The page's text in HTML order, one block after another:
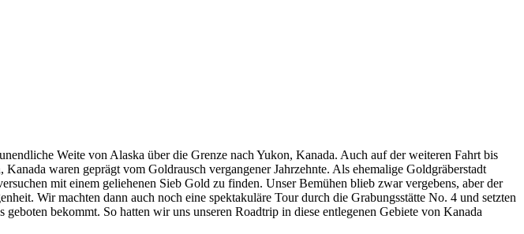
Weite von Alaska über die Grenze nach Yukon, Kanada. Auch auf der weiteren Fahrt bis
waren geprägt vom Goldrausch vergangener Jahrzehnte. Als ehemalige Goldgräberstadt
mit einem geliehenen Sieb Gold zu finden. Unser Bemühen blieb zwar vergebens, aber der
Wir machten dann auch noch eine spektakuläre Tour durch die Grabungsstätte No. 4 und setzten
bekommt. So hatten wir uns unseren Roadtrip in diese entlegenen Gebiete von Kanada